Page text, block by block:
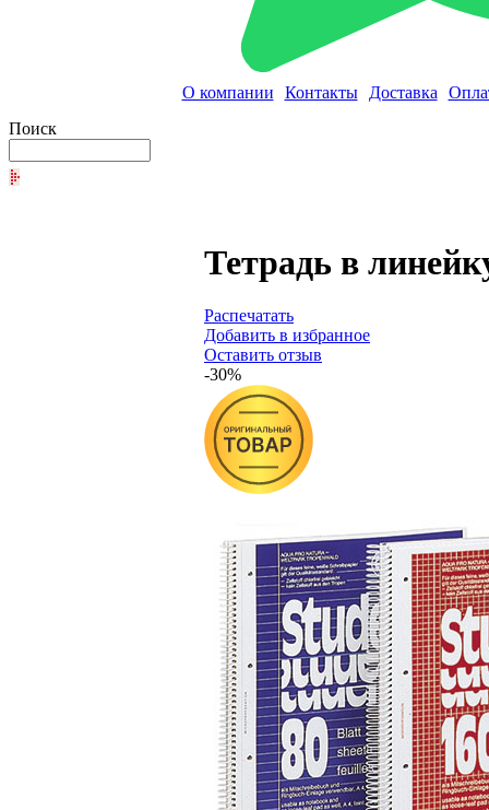
О компании Контакты Доставка
Поиск
Тетрадь в
Распечатать
Добавить в избранное
Оставить отзыв
-30%